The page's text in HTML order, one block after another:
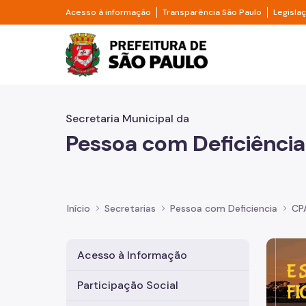
Pular para o Conteúdo principal
Acesso à informação Divisor de acesso à informação
Transparência São Paulo Divisor
Prefeitura de São
Secretaria Municipal da
Pessoa com Deficiência
Início Secretarias Pessoa com Deficiencia
Acesso à Informação
Participação Social